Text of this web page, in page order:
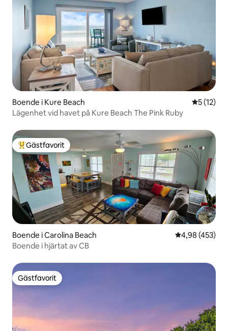
Boende i Kure Beach 5 av 5 i
5 (12)
Lägenhet vid havet på Kure Beach The Pink Ruby
Populär gästfavorit
Gästfavorit
Boende i Carolina Beach 4,98 av 5 i
4,98 (453)
Boende i hjärtat av CB
Gästfavorit
Gästfavorit